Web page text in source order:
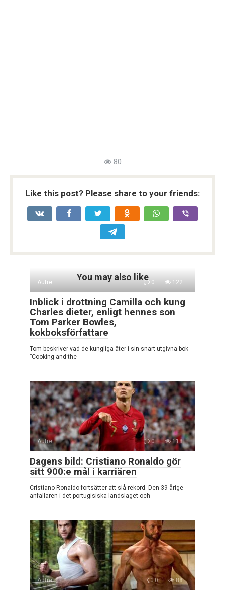
80
Like this post? Please share to your friends:
You may also like
Autre 0 122
Inblick i drottning Camilla och kung
Charles dieter, enligt hennes son
Tom Parker Bowles,
kokboksförfattare
Tom beskriver vad de kungliga äter i sin snart utgivna bok
”Cooking and the
Autre 0 118
Dagens bild: Cristiano Ronaldo gör
sitt 900:e mål i karriären
Cristiano Ronaldo fortsätter att slå rekord. Den 39-årige
anfallaren i det portugisiska landslaget och
Autre 0 88